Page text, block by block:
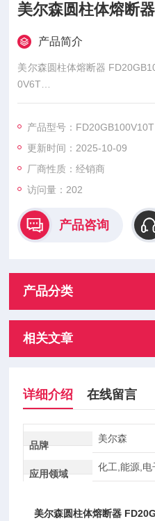
美尔森圆柱体熔断
产品简介
美尔森圆柱体熔断器
0V6T
FD20GB100V8T
FD20GB100V20T
森熔断器具有高质量短路保护
产品型号：FD20GB100V10T
更新时间：2025-10-09
厂商性质：经销商
访问量：202
产品咨询
产品分类
相关文章
详细介绍 在线留言
品牌
美尔森
应用领域
化工,能源,电
美尔森圆柱体熔断器